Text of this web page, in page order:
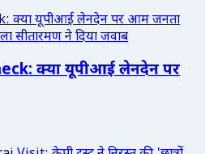
क्या यूपीआई लेनदेन पर